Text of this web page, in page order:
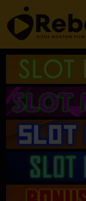
Loncat
ke
konten